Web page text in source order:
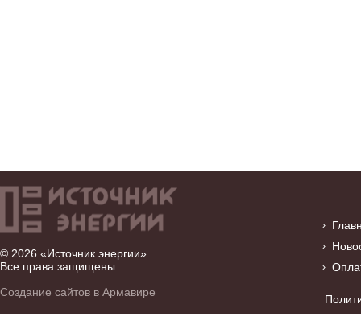
© 2026 «Источник энергии»
Все права защищены
Создание сайтов в Армавире